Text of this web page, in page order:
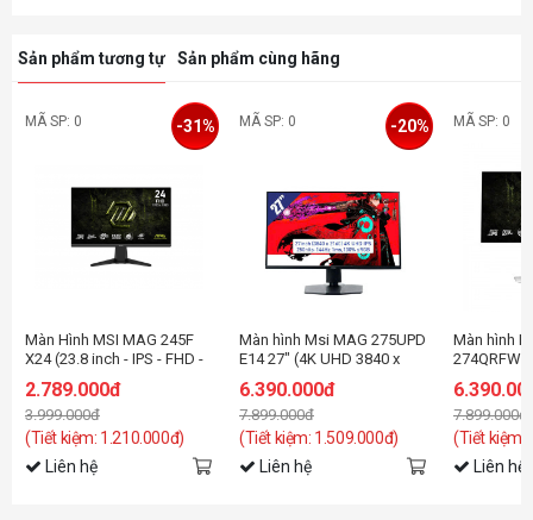
Sản phẩm tương tự Sản phẩm cùng hãng
MÃ SP: 0
Màn Hình MSI MAG 245F
X24 (23.8 inch - IPS - FHD -
2.789.000đ
3.999.000đ
(Tiết kiệm: 1.210.000đ)
-31%
Liên hệ
MÃ SP: 0
Màn hình Msi MAG 275UPD
E14 27" (4K UHD 3840 x
6.390.000đ
7.899.000đ
(Tiết kiệm: 1.509.000đ)
-20%
Liên hệ
MÃ SP: 0
Màn hình
274QRFW
IPS/
7.899.000đ
(Tiết kiệm:
Liên hệ